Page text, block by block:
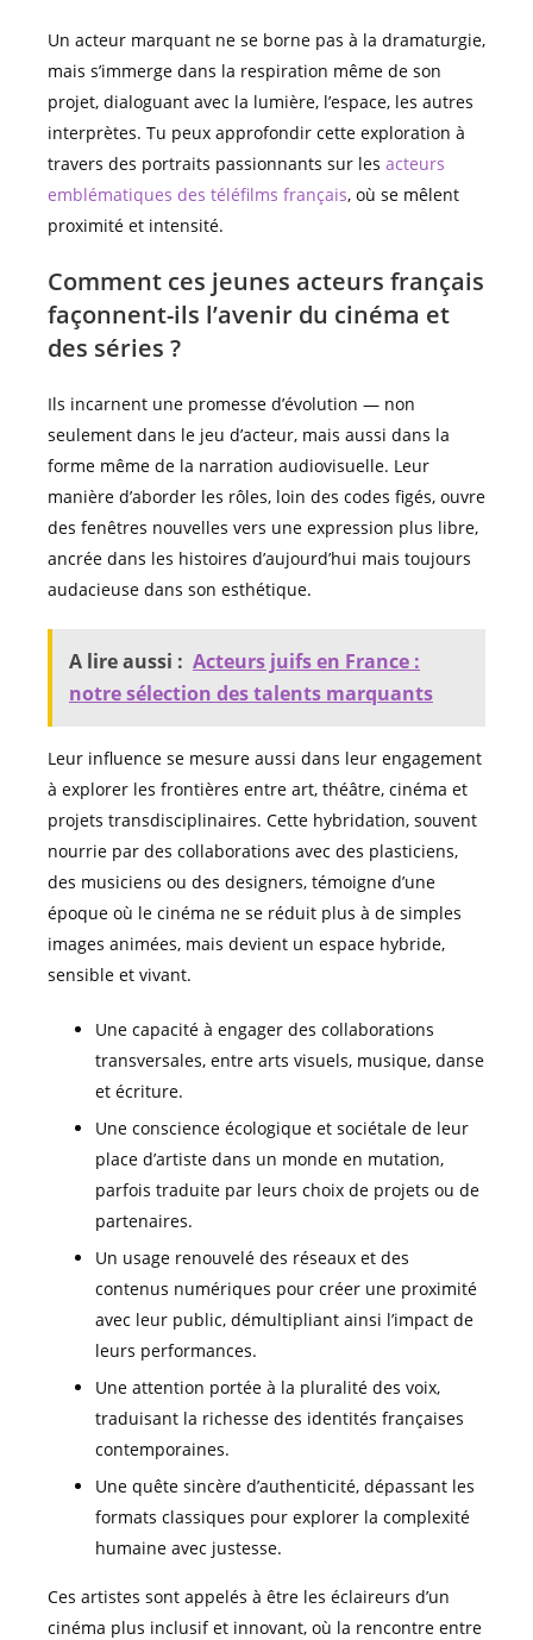
Un acteur marquant ne se borne pas à la dramaturgie,
mais s’immerge dans la respiration même de son
projet, dialoguant avec la lumière, l’espace, les autres
interprètes. Tu peux approfondir cette exploration à
travers des portraits passionnants sur les acteurs
emblématiques des téléfilms français, où se mêlent
proximité et intensité.
Comment ces jeunes acteurs français
façonnent-ils l’avenir du cinéma et
des séries ?
Ils incarnent une promesse d’évolution — non
seulement dans le jeu d’acteur, mais aussi dans la
forme même de la narration audiovisuelle. Leur
manière d’aborder les rôles, loin des codes figés, ouvre
des fenêtres nouvelles vers une expression plus libre,
ancrée dans les histoires d’aujourd’hui mais toujours
audacieuse dans son esthétique.
A lire aussi : Acteurs juifs en France :
notre sélection des talents marquants
Leur influence se mesure aussi dans leur engagement
à explorer les frontières entre art, théâtre, cinéma et
projets transdisciplinaires. Cette hybridation, souvent
nourrie par des collaborations avec des plasticiens,
des musiciens ou des designers, témoigne d’une
époque où le cinéma ne se réduit plus à de simples
images animées, mais devient un espace hybride,
sensible et vivant.
Une capacité à engager des collaborations
transversales, entre arts visuels, musique, danse
et écriture.
Une conscience écologique et sociétale de leur
place d’artiste dans un monde en mutation,
parfois traduite par leurs choix de projets ou de
partenaires.
Un usage renouvelé des réseaux et des
contenus numériques pour créer une proximité
avec leur public, démultipliant ainsi l’impact de
leurs performances.
Une attention portée à la pluralité des voix,
traduisant la richesse des identités françaises
contemporaines.
Une quête sincère d’authenticité, dépassant les
formats classiques pour explorer la complexité
humaine avec justesse.
Ces artistes sont appelés à être les éclaireurs d’un
cinéma plus inclusif et innovant, où la rencontre entre